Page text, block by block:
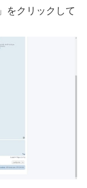
」をクリックして